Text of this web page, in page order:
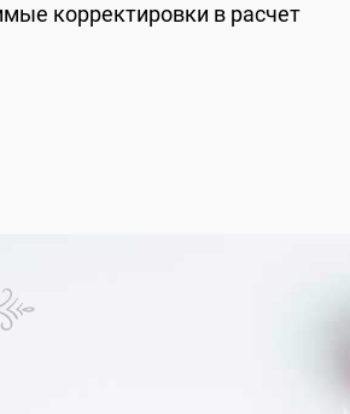
корректировки в расчет